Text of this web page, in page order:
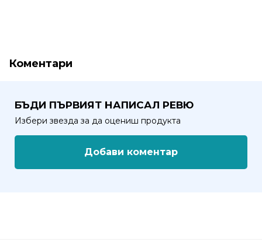
2026
Всички
права
Интернет
Коментари
БЪДИ ПЪРВИЯТ НАПИСАЛ РЕВЮ
Избери звезда за да оцениш продукта
Добави коментар